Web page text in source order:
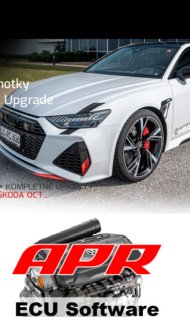
Upgrade
KOMPLETNÉ ÚPRAVY>
APR STAGE 2 278 HP 464 NM ÚPRAVA RIADIACEJ JEDNOTKY CHIPTUNING ŠKODA OCTAVIA 2 RS SUPERB 2 2.0 TSI - UPGRADE ZO STAGE 1 NA STAGE 2